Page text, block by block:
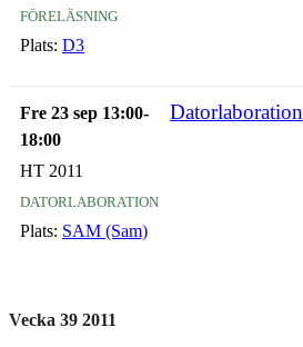
föreläsning
Plats: D3
Fre 23 sep 13:00-
18:00
Datorlaboration
HT 2011
datorlaboration
Plats: SAM (Sam)
Vecka 39 2011